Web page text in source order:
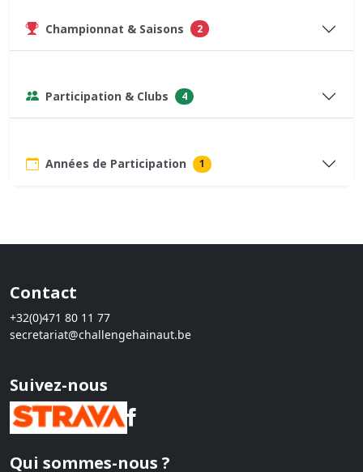
Championnat & Saisons 2
Participation & Clubs 4
Années de Participation 1
Contact
+32(0)471 80 11 77
secretariat@challengehainaut.be
Suivez-nous
Qui sommes-nous ?